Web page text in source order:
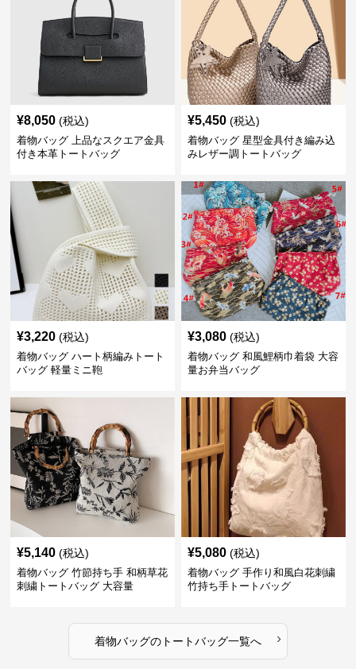
¥8,050 (税込)
着物バッグ 上品なスクエア金具
付き本革トートバッグ
¥5,450 (税込)
着物バッグ 星型金具付き編み込
みレザー調トートバッグ
¥3,220 (税込)
着物バッグ ハート柄編みトート
バッグ 軽量ミニ鞄
¥3,080 (税込)
着物バッグ 和風鯉柄巾着袋 大容
量お弁当バッグ
¥5,140 (税込)
着物バッグ 竹節持ち手 和柄草花
刺繍トートバッグ 大容量
¥5,080 (税込)
着物バッグ 手作り和風白花刺繍
竹持ち手トートバッグ
着物バッグのトートバッグ一覧へ ›